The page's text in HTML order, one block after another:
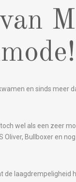
en sinds meer
wel als een zeer
Bullboxer en
laagdrempeligheid